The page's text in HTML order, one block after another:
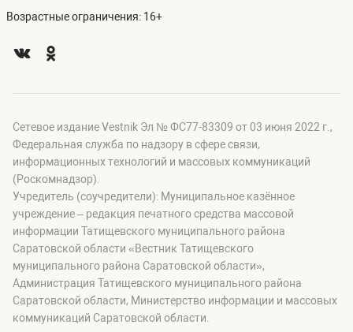
Возрастные ограничения: 16+
Сетевое издание Vestnik Эл № ФС77-83309 от 03 июня 2022 г.,
Федеральная служба по надзору в сфере связи,
информационных технологий и массовых коммуникаций
(Роскомнадзор).
Учредитель (соучредители): Муниципальное казённое
учреждение – редакция печатного средства массовой
информации Татищевского муниципального района
Саратовской области «Вестник Татищевского
муниципального района Саратовской области»,
Администрация Татищевского муниципального района
Саратовской области, Министерство информации и массовых
коммуникаций Саратовской области.